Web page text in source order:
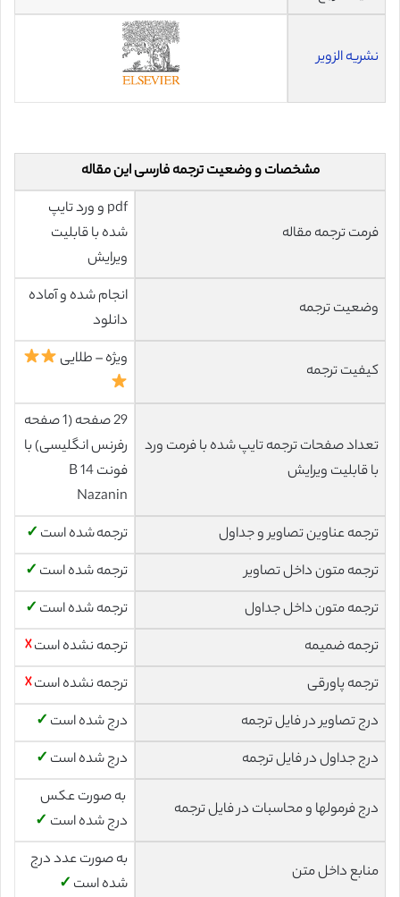
نشریه الزویر
مشخصات و وضعیت ترجمه فارسی این مقاله
فرمت ترجمه مقاله
pdf و ورد تایپ
شده با قابلیت
ویرایش
وضعیت ترجمه
انجام شده و آماده
دانلود
کیفیت ترجمه
ویژه – طلایی
تعداد صفحات ترجمه تایپ شده با فرمت ورد
با قابلیت ویرایش
29 صفحه (1 صفحه
رفرنس انگلیسی) با
فونت 14 B
Nazanin
ترجمه عناوین تصاویر و جداول
ترجمه شده است ✓
ترجمه متون داخل تصاویر
ترجمه شده است ✓
ترجمه متون داخل جداول
ترجمه شده است ✓
ترجمه ضمیمه
ترجمه نشده است☓
ترجمه پاورقی
ترجمه نشده است☓
درج تصاویر در فایل ترجمه
درج شده است ✓
درج جداول در فایل ترجمه
درج شده است ✓
درج فرمولها و محاسبات در فایل ترجمه
به صورت عکس
درج شده است ✓
منابع داخل متن
به صورت عدد درج
شده است ✓